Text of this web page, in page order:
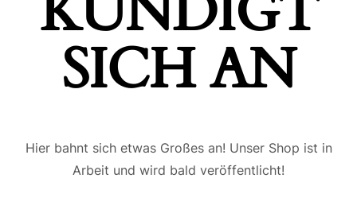
ICH AN
Hier bahnt sich etwas Großes an! Unser Shop ist in
Arbeit und wird bald veröffentlicht!